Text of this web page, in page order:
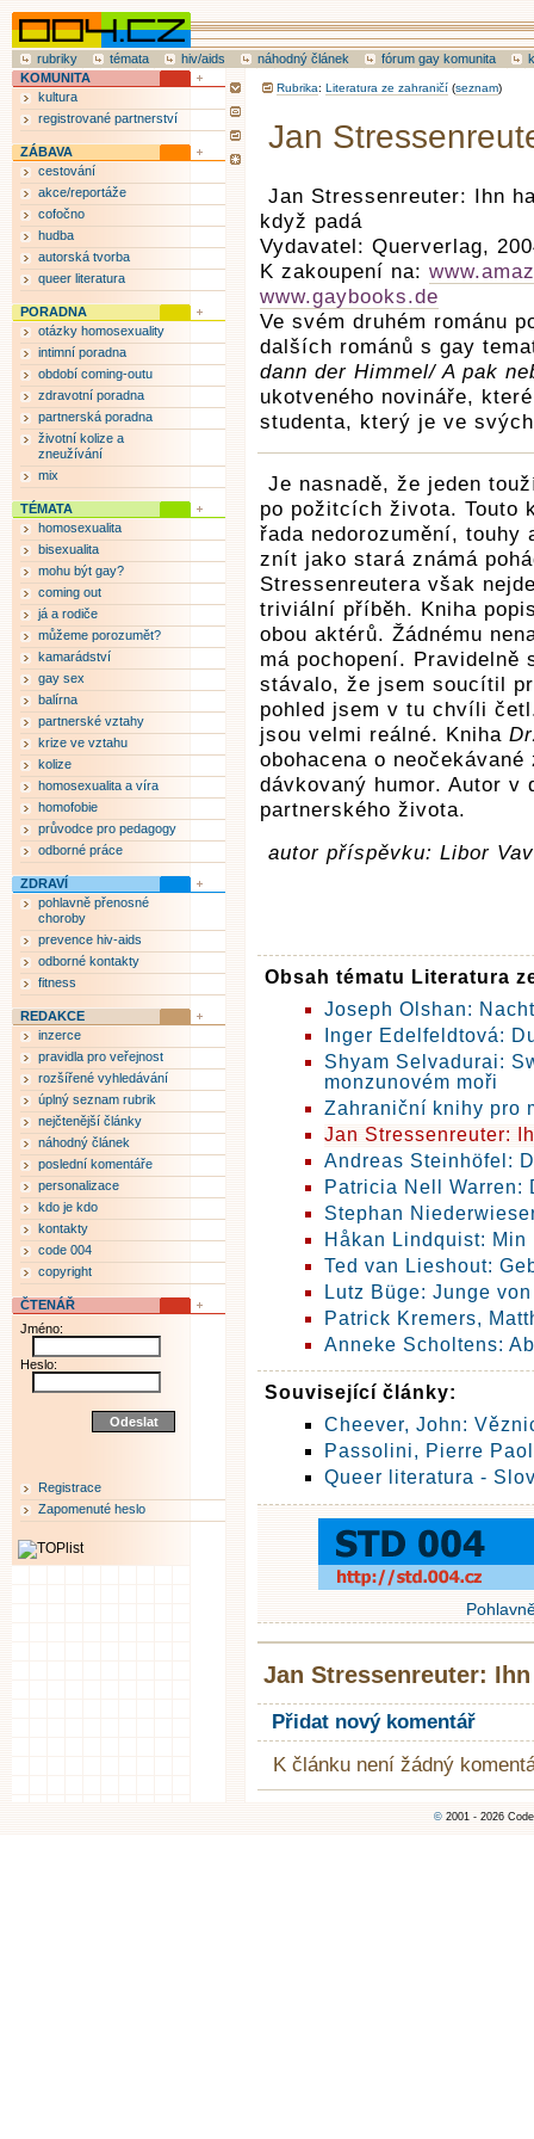
rubriky témata hiv/aids náhodný článek fórum gay komunita
Rubrika: Literatura ze zahraničí (seznam)
Jan
Jan Stressenreuter: Ihn
když padá
Vydavatel: Querverlag,
K zakoupení na:
www.gaybooks.de
Ve svém druhém románu
dalších románů s gay
dann der Himmel/ A pak
ukotveného novináře,
studenta, který je ve
Je nasnadě, že jeden
po požitcích života. Touto
řada nedorozumění, touhy
znít jako stará známá
Stressenreutera však
triviální příběh. Kniha
obou aktérů. Žádnému
má pochopení. Pravidelně
stávalo, že jsem soucítil
pohled jsem v tu chvíli
jsou velmi reálné. Kniha
obohacena o
dávkovaný humor. Autor
partnerského života.
autor příspěvku: Libor
Obsah tématu Literatura
Joseph Olshan:
Inger Edelfeldtová:
Shyam Selvadurai:
monzunovém moři
Zahraniční knihy pro
Jan Stressenreuter:
Andreas Steinhöfel:
Patricia Nell Warren:
Stephan
Håkan Lindquist:
Ted van Lieshout:
Lutz Büge: Junge
Patrick Kremers,
Anneke Scholtens:
Související články:
Cheever, John:
Passolini, Pierre
Queer literatura -
Jan Stressenreuter:
Přidat nový komentář
K článku není žádný
KOMUNITA
kultura
registrované partnerství
ZÁBAVA
cestování
akce/reportáže
cofočno
hudba
autorská tvorba
queer literatura
PORADNA
otázky homosexuality
intimní poradna
období coming-outu
zdravotní poradna
partnerská poradna
životní kolize a
zneužívání
mix
TÉMATA
homosexualita
bisexualita
mohu být gay?
coming out
já a rodiče
můžeme porozumět?
kamarádství
gay sex
balírna
partnerské vztahy
krize ve vztahu
kolize
homosexualita a víra
homofobie
průvodce pro pedagogy
odborné práce
ZDRAVÍ
pohlavně přenosné
choroby
prevence hiv-aids
odborné kontakty
fitness
REDAKCE
inzerce
pravidla pro veřejnost
rozšířené vyhledávání
úplný seznam rubrik
nejčtenější články
náhodný článek
poslední komentáře
personalizace
kdo je kdo
kontakty
code 004
copyright
ČTENÁŘ
Jméno:
Heslo:
Registrace
Zapomenuté heslo
© 2001 - 2026